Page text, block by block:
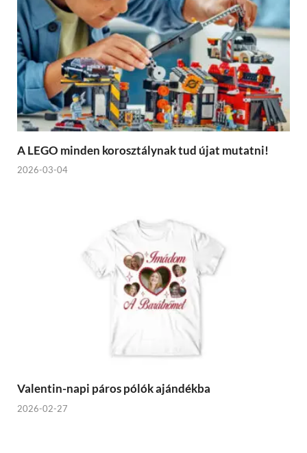
A LEGO minden korosztálynak tud újat mutatni!
2026-03-04
Valentin-napi páros pólók ajándékba
2026-02-27